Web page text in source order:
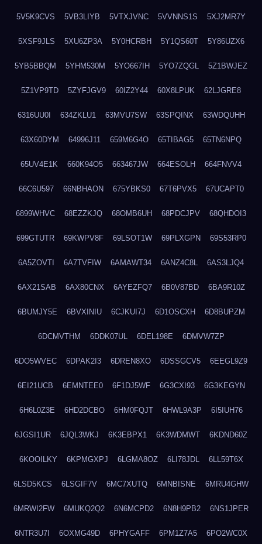
5V5K9CVS 5VB3LIYB 5VTXJVNC 5VVNNS1S 5XJ2MR7Y
5XSF9JLS 5XU6ZP3A 5Y0HCRBH 5Y1QS60T 5Y86UZX6
5YB5BBQM 5YHM530M 5YO667IH 5YO7ZQGL 5Z1BWJEZ
5Z1VP9TD 5ZYFJGV9 60IZ2Y44 60X8LPUK 62LJGRE8
6316UU0I 634ZKLU1 63MVU7SW 63SPQINX 63WDQUHH
63X60DYM 64996J11 659M6G4O 65TIBAG5 65TN6NPQ
65UV4E1K 660K94O5 663467JW 664ESOLH 664FNVV4
66C6U597 66NBHAON 675YBKS0 67T6PVX5 67UCAPT0
6899WHVC 68EZZKJQ 68OMB6UH 68PDCJPV 68QHDOI3
699GTUTR 69KWPV8F 69LSOT1W 69PLXGPN 69S53RP0
6A5ZOVTI 6A7TVFIW 6AMAWT34 6ANZ4C8L 6AS3LJQ4
6AX21SAB 6AX80CNX 6AYEZFQ7 6B0V87BD 6BA9R10Z
6BUMJY5E 6BVXINIU 6CJKUI7J 6D1OSCXH 6D8BUPZM
6DCMVTHM 6DDK07UL 6DEL198E 6DMVW7ZP
6DO5WVEC 6DPAK2I3 6DREN8XO 6DSSGCV5 6EEGL9Z9
6EI21UCB 6EMNTEE0 6F1DJ5WF 6G3CXI93 6G3KEGYN
6H6L0Z3E 6HD2DCBO 6HM0FQJT 6HWL9A3P 6I5IUH76
6JGSI1UR 6JQL3WKJ 6K3EBPX1 6K3WDMWT 6KDND60Z
6KOOILKY 6KPMGXPJ 6LGMA8OZ 6LI78JDL 6LL59T6X
6LSD5KCS 6LSGIF7V 6MC7XUTQ 6MNBISNE 6MRU4GHW
6MRWI2FW 6MUKQ2Q2 6N6MCPD2 6N8H9PB2 6NS1JPER
6NTR3U7I 6OXMG49D 6PHYGAFF 6PM1Z7A5 6PO2WC0X